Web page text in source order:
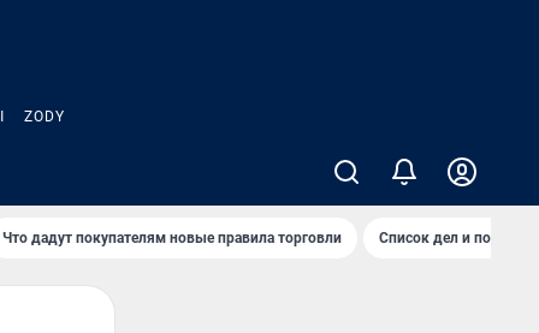
ZODY
Что дадут покупателям новые правила торговли Список дел и покупок